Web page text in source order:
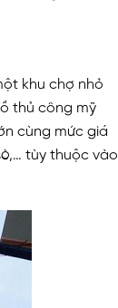
khu chợ nhỏ
thủ công mỹ
cùng mức giá
tùy thuộc vào